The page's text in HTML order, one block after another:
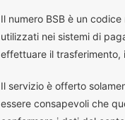
Il numero BSB è un
utilizzati nei sistemi di
effettuare il trasferimento,
Il servizio è offerto
essere consapevoli che